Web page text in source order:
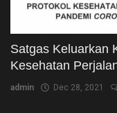
Satgas Keluarkan
Kesehatan
admin Dec 28, 2021